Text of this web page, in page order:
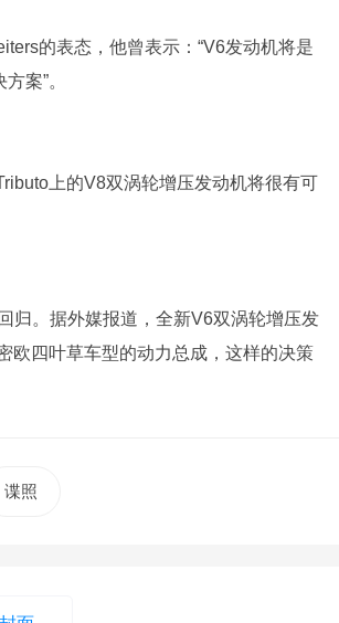
的表态，他曾表示：“V6发动机将是
案”。
上的V8双涡轮增压发动机将很有可
归。据外媒报道，全新V6双涡轮增压发
欧四叶草车型的动力总成，这样的决策
谍照